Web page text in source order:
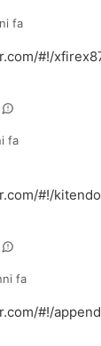
fa
#!/
fa
#!/
fa
#!/